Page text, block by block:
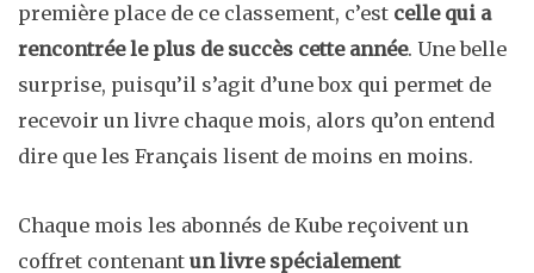
première place de ce classement, c’est celle qui a
rencontrée le plus de succès cette année. Une belle
surprise, puisqu’il s’agit d’une box qui permet de
recevoir un livre chaque mois, alors qu’on entend
dire que les Français lisent de moins en moins.
Chaque mois les abonnés de Kube reçoivent un
coffret contenant un livre spécialement